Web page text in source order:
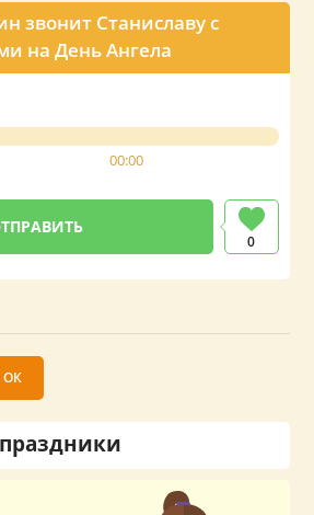
звонит Станиславу с
на День Ангела
00:00
0
ОК